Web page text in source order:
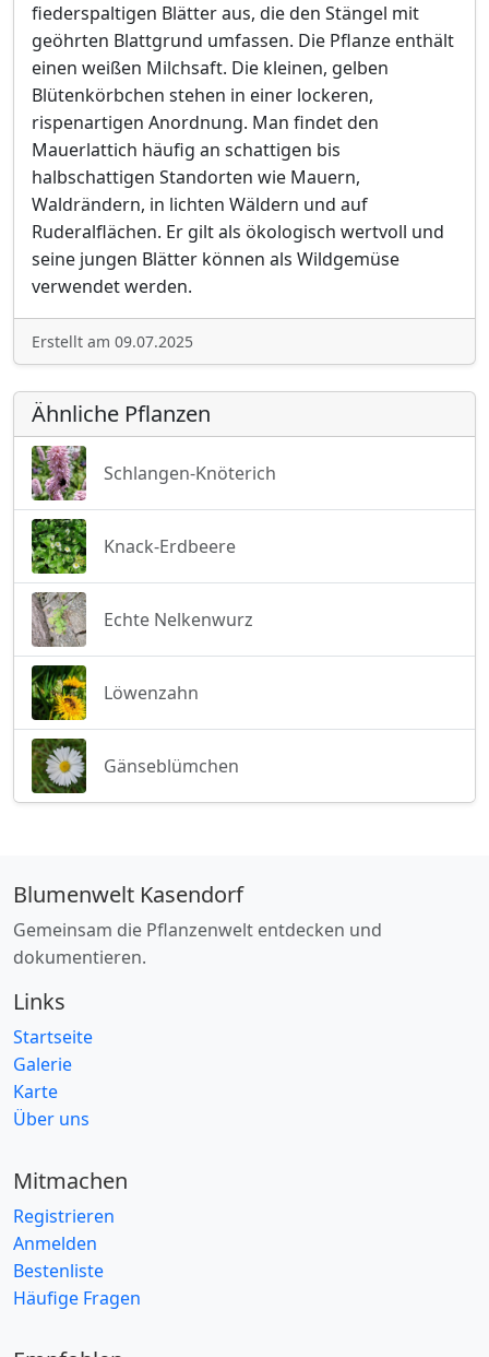
fiederspaltigen Blätter aus, die den Stängel mit
geöhrten Blattgrund umfassen. Die Pflanze enthält
einen weißen Milchsaft. Die kleinen, gelben
Blütenkörbchen stehen in einer lockeren,
rispenartigen Anordnung. Man findet den
Mauerlattich häufig an schattigen bis
halbschattigen Standorten wie Mauern,
Waldrändern, in lichten Wäldern und auf
Ruderalflächen. Er gilt als ökologisch wertvoll und
seine jungen Blätter können als Wildgemüse
verwendet werden.
Erstellt am 09.07.2025
Ähnliche Pflanzen
Schlangen-Knöterich
Knack-Erdbeere
Echte Nelkenwurz
Löwenzahn
Gänseblümchen
Blumenwelt Kasendorf
Gemeinsam die Pflanzenwelt entdecken und
dokumentieren.
Links
Startseite
Galerie
Karte
Über uns
Mitmachen
Registrieren
Anmelden
Bestenliste
Häufige Fragen